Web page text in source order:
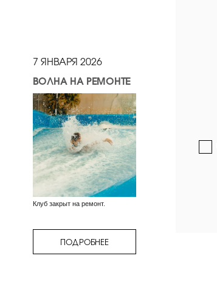
7 ЯНВАРЯ 2026
ВОЛНА НА РЕМОНТЕ
Клуб закрыт на ремонт.
ПОДРОБНЕЕ